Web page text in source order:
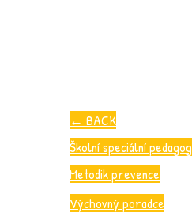
← BACK
Školní speciální pedagog
Metodik prevence
Výchovný poradce